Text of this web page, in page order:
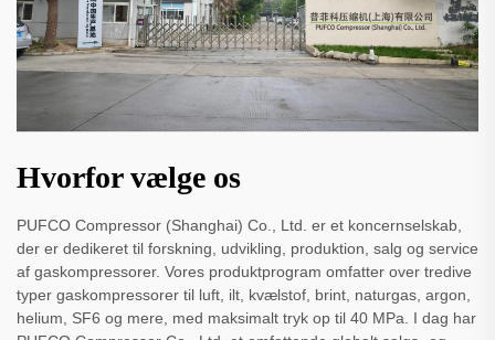
Hvorfor vælge os
PUFCO Compressor (Shanghai) Co., Ltd. er et koncernselskab,
der er dedikeret til forskning, udvikling, produktion, salg og service
af gaskompressorer. Vores produktprogram omfatter over tredive
typer gaskompressorer til luft, ilt, kvælstof, brint, naturgas, argon,
helium, SF6 og mere, med maksimalt tryk op til 40 MPa. I dag har